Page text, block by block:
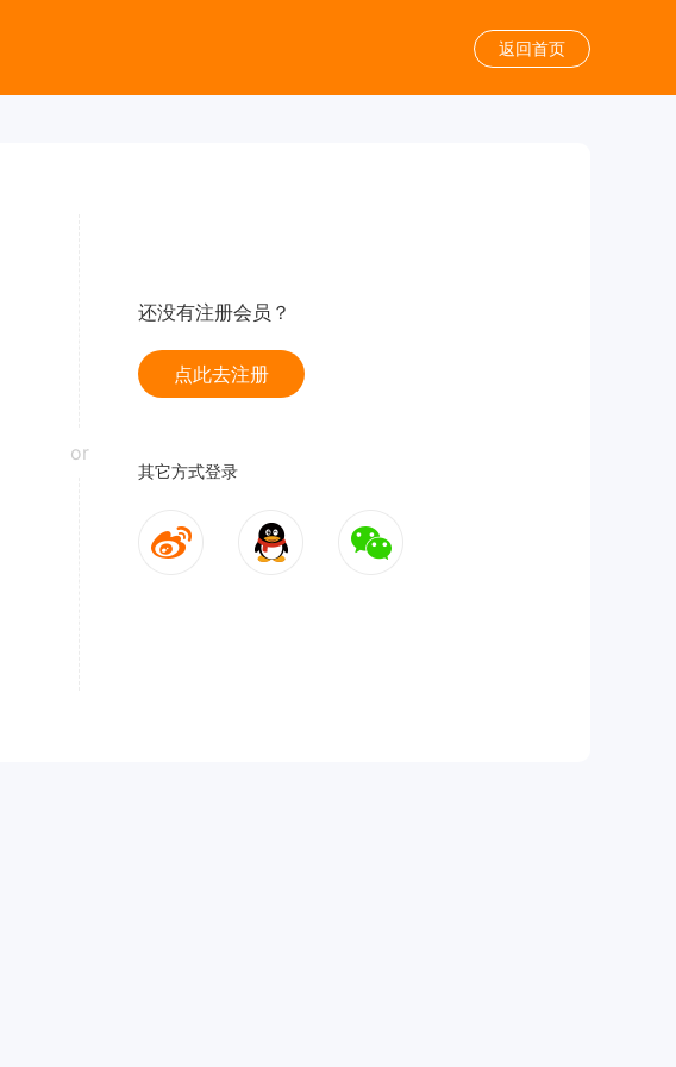
返回首页
or
还没有注册会员？
点此去注册
其它方式登录